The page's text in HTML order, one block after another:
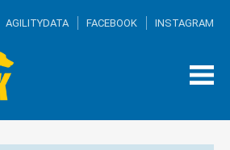
AGILITYDATA FACEBOOK INSTAGRAM